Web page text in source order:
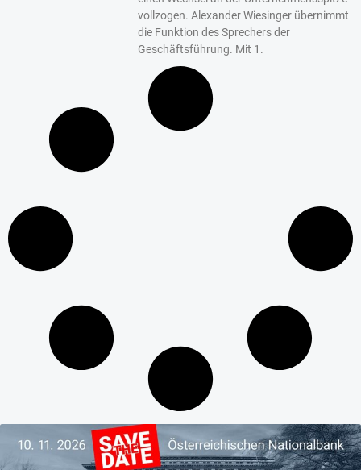
vollzogen. Alexander Wiesinger übernimmt
die Funktion des Sprechers der
Geschäftsführung. Mit 1.